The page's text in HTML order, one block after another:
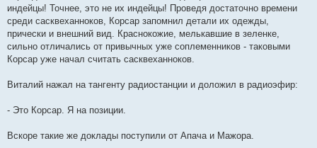
индейцы! Точнее, это не их индейцы! Проведя достаточно времени
среди сасквеханноков, Корсар запомнил детали их одежды,
прически и внешний вид. Краснокожие, мелькавшие в зеленке,
сильно отличались от привычных уже соплеменников - таковыми
Корсар уже начал считать сасквеханноков.
Виталий нажал на тангенту радиостанции и доложил в радиоэфир:
- Это Корсар. Я на позиции.
Вскоре такие же доклады поступили от Апача и Мажора.